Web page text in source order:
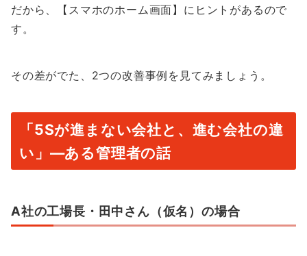
だから、【スマホのホーム画面】にヒントがあるので
す。
その差がでた、2つの改善事例を見てみましょう。
「5Sが進まない会社と、進む会社の違
い」—ある管理者の話
A社の工場長・田中さん（仮名）の場合